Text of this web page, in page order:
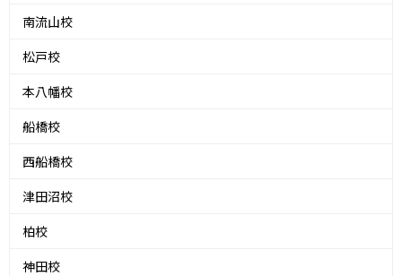
南流山校
松戸校
本八幡校
船橋校
西船橋校
津田沼校
柏校
神田校